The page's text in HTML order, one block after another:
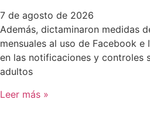
7 de agosto de 2026
Además, dictaminaron medidas
mensuales al uso de Facebook
en las notificaciones y controles
adultos
Leer más »